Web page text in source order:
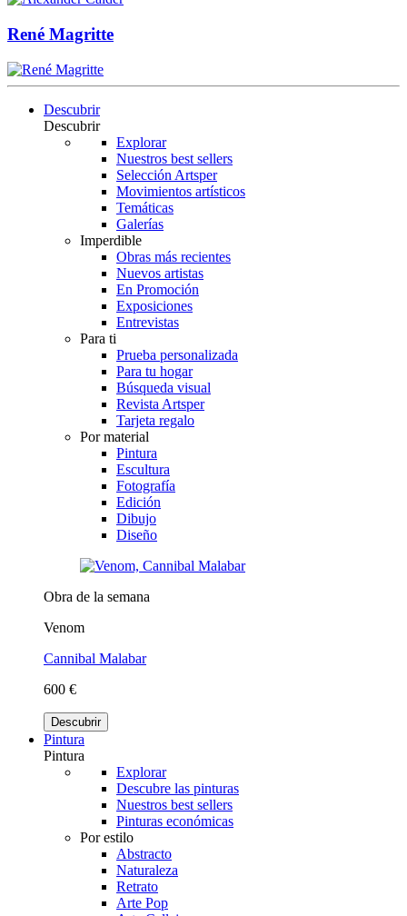
René Magritte
Descubrir
Descubrir
Explorar
Nuestros best sellers
Selección Artsper
Movimientos artísticos
Temáticas
Galerías
Imperdible
Obras más recientes
Nuevos artistas
En Promoción
Exposiciones
Entrevistas
Para ti
Prueba personalizada
Para tu hogar
Búsqueda visual
Revista Artsper
Tarjeta regalo
Por material
Pintura
Escultura
Fotografía
Edición
Dibujo
Diseño
Obra de la semana
Venom
Cannibal Malabar
600 €
Descubrir
Pintura
Pintura
Explorar
Descubre las pinturas
Nuestros best sellers
Pinturas económicas
Por estilo
Abstracto
Naturaleza
Retrato
Arte Pop